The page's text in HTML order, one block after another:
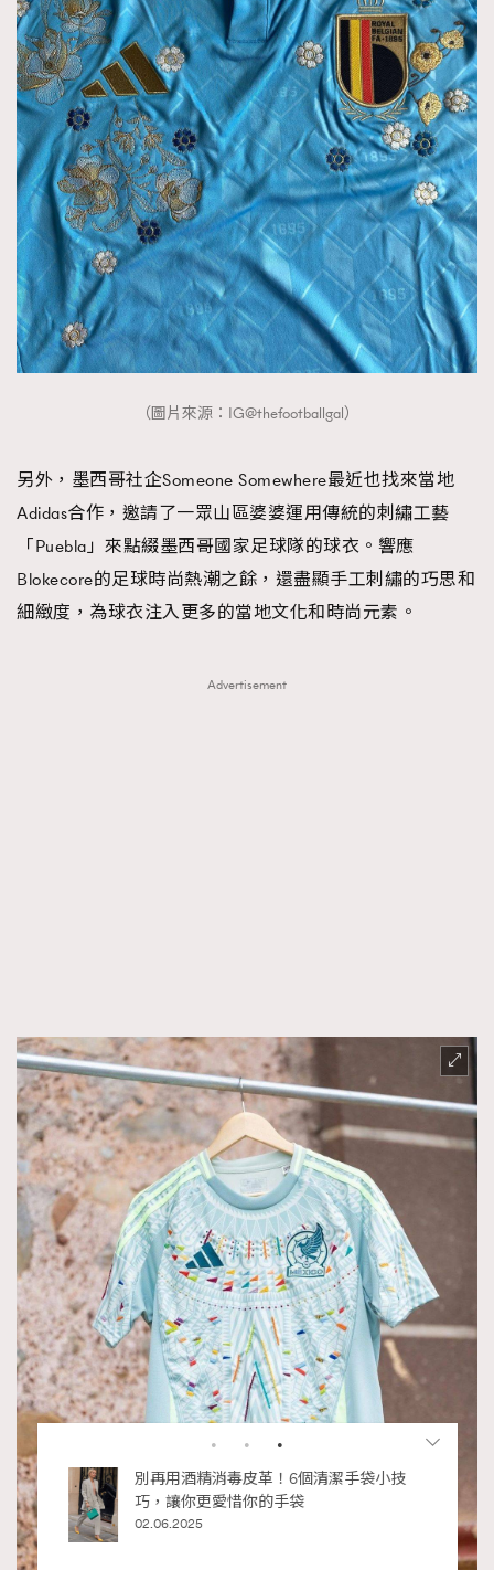
（圖片來源：IG@thefootballgal）
另外，墨西哥社企Someone Somewhere最近也找來當地
Adidas合作，邀請了一眾山區婆婆運用傳統的刺繡工藝
「Puebla」來點綴墨西哥國家足球隊的球衣。響應
Blokecore的足球時尚熱潮之餘，還盡顯手工刺繡的巧思和
細緻度，為球衣注入更多的當地文化和時尚元素。
Advertisement